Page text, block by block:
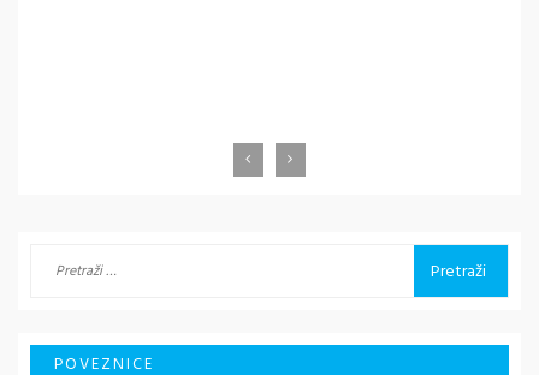
POVEZNICE